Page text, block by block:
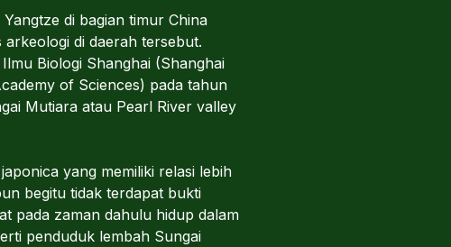
di bagian timur China
di daerah tersebut.
Biologi Shanghai (Shanghai
of Sciences) pada tahun
Mutiara atau Pearl River valley
yang memiliki relasi lebih
begitu tidak terdapat bukti
pada zaman dahulu hidup dalam
penduduk lembah Sungai